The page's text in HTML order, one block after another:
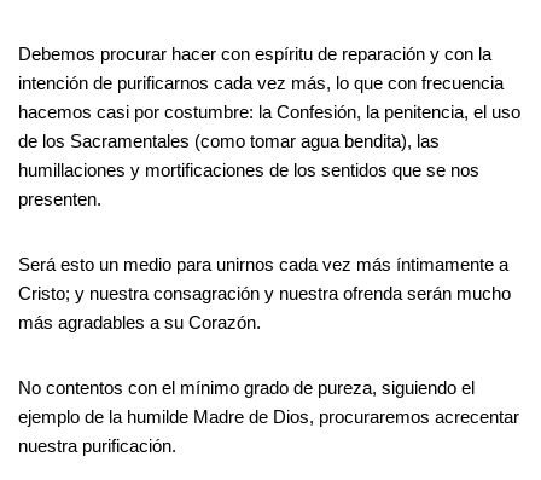
Debemos procurar hacer con espíritu de reparación y con la
intención de purificarnos cada vez más, lo que con frecuencia
hacemos casi por costumbre: la Confesión, la penitencia, el uso
de los Sacramentales (como tomar agua bendita), las
humillaciones y mortificaciones de los sentidos que se nos
presenten.
Será esto un medio para unirnos cada vez más íntimamente a
Cristo; y nuestra consagración y nuestra ofrenda serán mucho
más agradables a su Corazón.
No contentos con el mínimo grado de pureza, siguiendo el
ejemplo de la humilde Madre de Dios, procuraremos acrecentar
nuestra purificación.